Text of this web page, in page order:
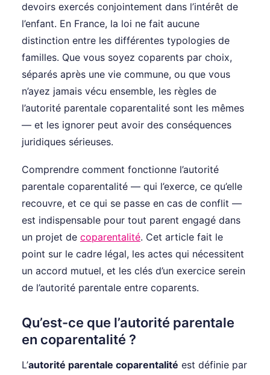
devoirs exercés conjointement dans l’intérêt de
l’enfant. En France, la loi ne fait aucune
distinction entre les différentes typologies de
familles. Que vous soyez coparents par choix,
séparés après une vie commune, ou que vous
n’ayez jamais vécu ensemble, les règles de
l’autorité parentale coparentalité sont les mêmes
— et les ignorer peut avoir des conséquences
juridiques sérieuses.
Comprendre comment fonctionne l’autorité
parentale coparentalité — qui l’exerce, ce qu’elle
recouvre, et ce qui se passe en cas de conflit —
est indispensable pour tout parent engagé dans
un projet de coparentalité. Cet article fait le
point sur le cadre légal, les actes qui nécessitent
un accord mutuel, et les clés d’un exercice serein
de l’autorité parentale entre coparents.
Qu’est-ce que l’autorité parentale
en coparentalité ?
L’autorité parentale coparentalité est définie par